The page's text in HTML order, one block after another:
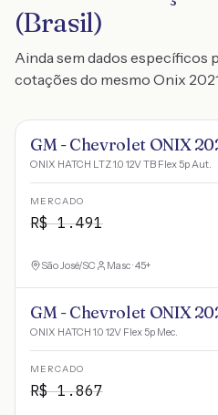
(Brasil)
Ainda sem dados específicos
cotações do mesmo Onix
GM - Chevrolet ONIX
ONIX HATCH LTZ 1.0 12V TB Flex 5p Aut.
MERCADO
R$1.491
São José/SC Masc · 45+
GM - Chevrolet ONIX
ONIX HATCH 1.0 12V Flex 5p Mec.
MERCADO
R$1.867